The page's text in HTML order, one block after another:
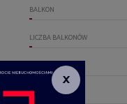
BALKON
LICZBA BALKONÓW
ROK BUDOWY
WIDOK
×